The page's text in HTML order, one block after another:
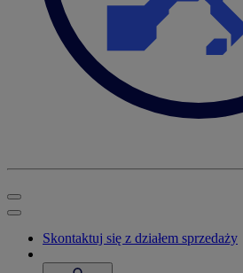
Skontaktuj się z działem sprzedaży